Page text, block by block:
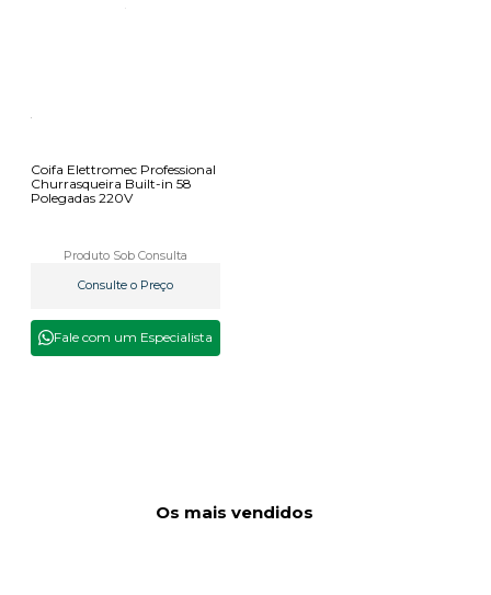
Coifa Elettromec Professional
Churrasqueira Built-in 58
Polegadas 220V
Produto Sob Consulta
Consulte o Preço
Fale com um Especialista
Os mais vendidos